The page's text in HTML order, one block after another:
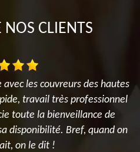
NOS CLIENTS
les couvreurs des hautes
travail très professionnel
toute la bienveillance de
disponibilité. Bref, quand on
on le dit !